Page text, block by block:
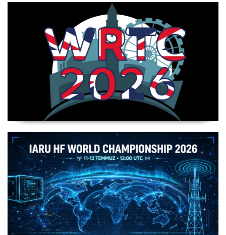
WRTC 2026 Şampiyonu Litvanya Takımı